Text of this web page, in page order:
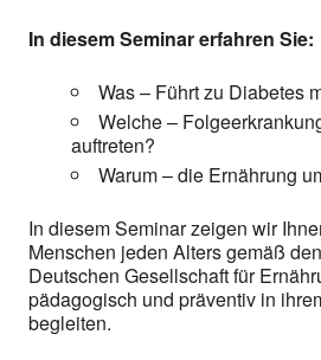
In diesem Seminar erfahren Sie:
Was – Führt zu Diabetes
Welche –
auftreten?
Warum – die Ernährung
In diesem Seminar zeigen wir
Menschen jeden Alters gemäß
Deutschen Gesellschaft für
pädagogisch und präventiv in
begleiten.